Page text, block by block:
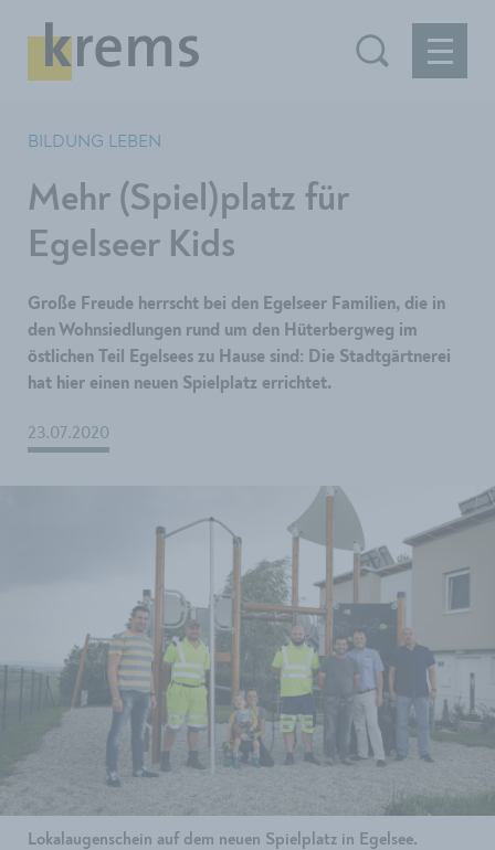
BILDUNG LEBEN
Mehr (Spiel)platz für
Egelseer Kids
Große Freude herrscht bei den Egelseer Familien, die in
den Wohnsiedlungen rund um den Hüterbergweg im
östlichen Teil Egelsees zu Hause sind: Die Stadtgärtnerei
hat hier einen neuen Spielplatz errichtet.
23.07.2020
Lokalaugenschein auf dem neuen Spielplatz in Egelsee.